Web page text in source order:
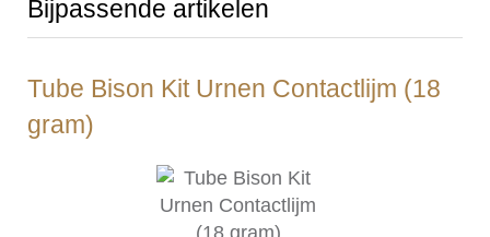
Bijpassende artikelen
Tube Bison Kit Urnen Contactlijm (18
gram)